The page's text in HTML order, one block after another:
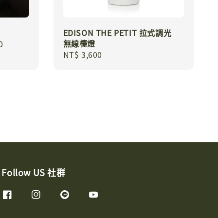
EDISON THE PETIT 拉式調光
無線檯燈
Regular
NT$ 3,600
Follow US 社群